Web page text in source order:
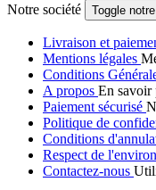
Notre société Toggle
Livraison et
Mentions légales
Conditions
A propos En savoir
Paiement sécurisé
Politique de
Conditions
Respect de
Contactez-nous